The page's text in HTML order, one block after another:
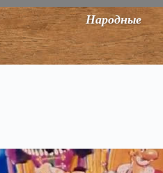
Народные